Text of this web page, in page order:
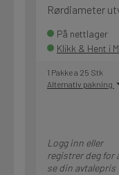
Rørdiameter
På nettlager
Klikk & Hent i
1 Pakke a 25 Stk
Alternativ pakning
Logg inn eller
registrer deg for
se din avtalepris